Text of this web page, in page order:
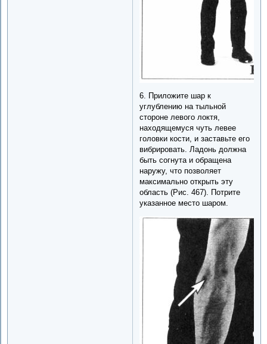
6. Приложите шар к
углублению на тыльной
стороне левого локтя,
находящемуся чуть левее
головки кости, и заставьте его
вибрировать. Ладонь должна
быть согнута и обращена
наружу, что позволяет
максимально открыть эту
область (Рис. 467). Потрите
указанное место шаром.